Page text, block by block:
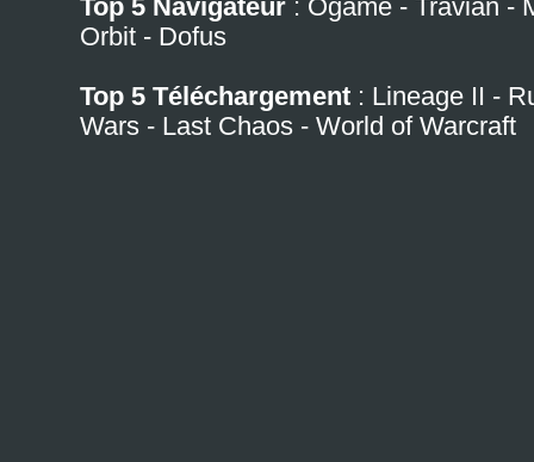
Top 5 Navigateur : Ogame - Travian -
Orbit - Dofus
Top 5 Téléchargement : Lineage II -
Wars - Last Chaos - World of Warcraft